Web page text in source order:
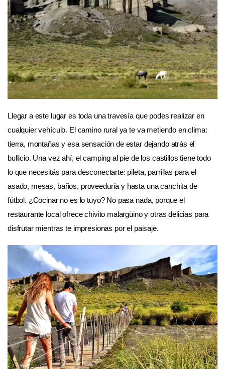
Llegar a este lugar es toda una travesía que podes realizar en
cualquier vehículo. El camino rural ya te va metiendo en clima:
tierra, montañas y esa sensación de estar dejando atrás el
bullicio. Una vez ahí, el camping al pie de los castillos tiene todo
lo que necesitás para desconectarte: pileta, parrillas para el
asado, mesas, baños, proveeduría y hasta una canchita de
fútbol. ¿Cocinar no es lo tuyo? No pasa nada, porque el
restaurante local ofrece chivito malargüino y otras delicias para
disfrutar mientras te impresionas por el paisaje.